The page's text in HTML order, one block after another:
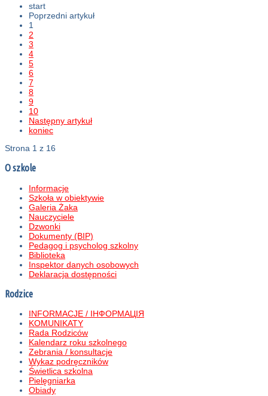
start
Poprzedni artykuł
1
2
3
4
5
6
7
8
9
10
Następny artykuł
koniec
Strona 1 z 16
O szkole
Informacje
Szkoła w obiektywie
Galeria Żaka
Nauczyciele
Dzwonki
Dokumenty (BIP)
Pedagog i psycholog szkolny
Biblioteka
Inspektor danych osobowych
Deklaracja dostępności
Rodzice
INFORMACJE / ІНФОРМАЦІЯ
KOMUNIKATY
Rada Rodziców
Kalendarz roku szkolnego
Zebrania / konsultacje
Wykaz podręczników
Świetlica szkolna
Pielęgniarka
Obiady